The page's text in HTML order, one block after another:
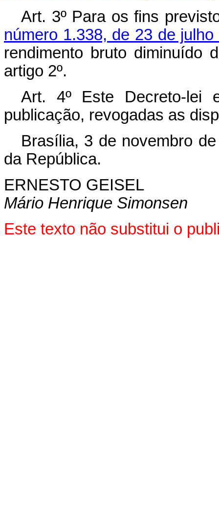
Art. 3º Para os fins
número 1.338, de 23 de julho
rendimento bruto diminuído
artigo 2º.
Art. 4º Este Decreto-lei
publicação, revogadas as
Brasília, 3 de novembro
da República.
ERNESTO GEISEL
Mário Henrique Simonsen
Este texto não substitui o